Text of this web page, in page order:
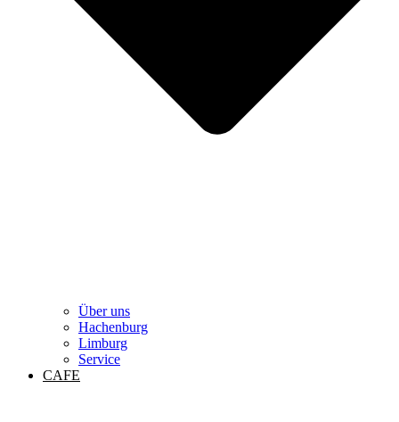
Über uns
Hachenburg
Limburg
Service
CAFE